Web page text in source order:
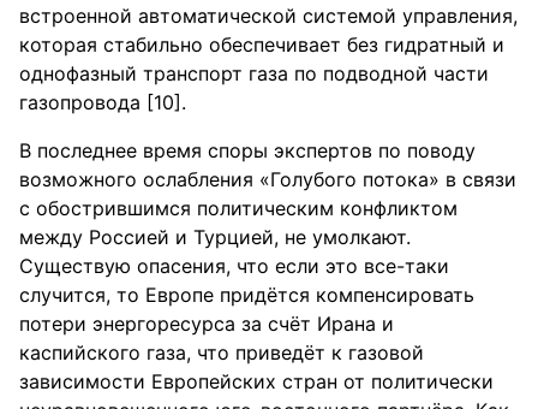
встроенной автоматической системой управления,
которая стабильно обеспечивает без гидратный и
однофазный транспорт газа по подводной части
газопровода [10].
В последнее время споры экспертов по поводу
возможного ослабления «Голубого потока» в связи
с обострившимся политическим конфликтом
между Россией и Турцией, не умолкают.
Существую опасения, что если это все-таки
случится, то Европе придётся компенсировать
потери энергоресурса за счёт Ирана и
каспийского газа, что приведёт к газовой
зависимости Европейских стран от политически